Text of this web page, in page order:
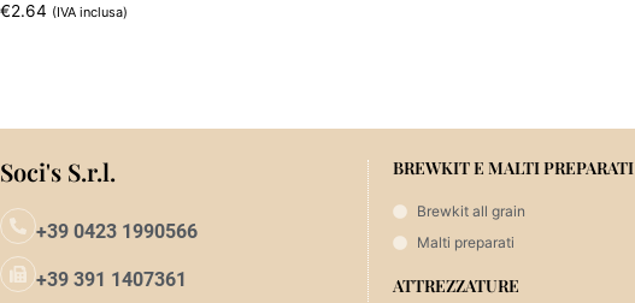
€2.64 (IVA inclusa)
Soci's S.r.l.
+39 0423 1990566
+39 391 1407361
BREWKIT E MALTI PREPARATI
Brewkit all grain
Malti preparati
ATTREZZATURE